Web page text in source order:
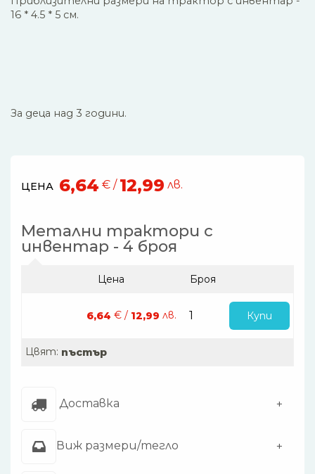
16 * 4.5 * 5 см.
За деца над 3 години.
ЦЕНА 6,64 € / 12,99 лв.
Метални трактори с
инвентар - 4 броя
Цена Броя
6,64 € / 12,99 лв. Купи
Цвят: пъстър
Доставка
Виж размери/тегло